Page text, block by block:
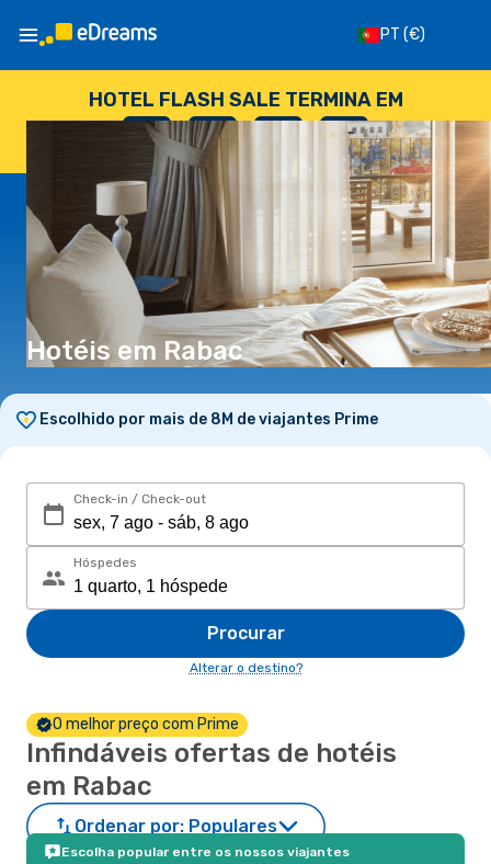
PT (€)
HOTEL FLASH SALE TERMINA EM
--
DIAS
: --
HORAS
: --
SEGUNDOS
Hotéis em Rabac
Escolhido por mais de 8M de viajantes Prime
Check-in / Check-out
Hóspedes
Procurar
Alterar o destino?
O melhor preço com Prime
Infindáveis ofertas de hotéis
em Rabac
Ordenar por: Populares
Escolha popular entre os nossos viajantes